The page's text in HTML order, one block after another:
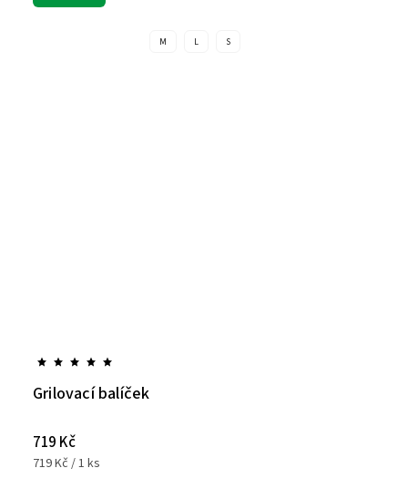
M L S
Grilovací balíček
719 Kč
719 Kč / 1 ks